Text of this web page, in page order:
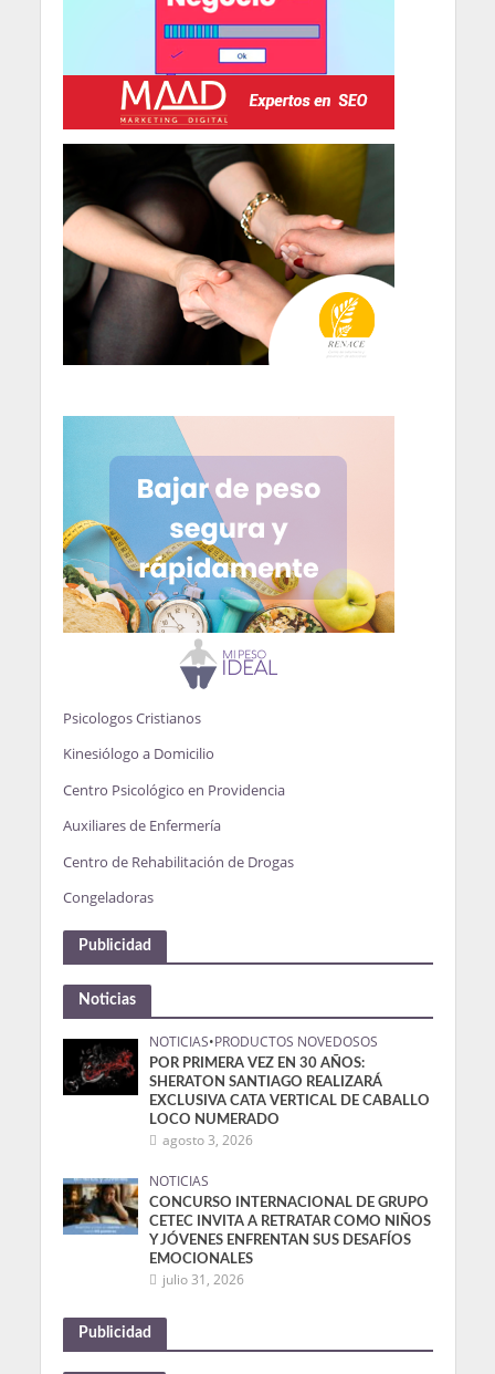
Psicologos Cristianos
Kinesiólogo a Domicilio
Centro Psicológico en Providencia
Auxiliares de Enfermería
Centro de Rehabilitación de Drogas
Congeladoras
Publicidad
Noticias
NOTICIAS•PRODUCTOS NOVEDOSOS
POR PRIMERA VEZ EN 30 AÑOS:
SHERATON SANTIAGO REALIZARÁ
EXCLUSIVA CATA VERTICAL DE CABALLO
LOCO NUMERADO
agosto 3, 2026
NOTICIAS
CONCURSO INTERNACIONAL DE GRUPO
CETEC INVITA A RETRATAR COMO NIÑOS
Y JÓVENES ENFRENTAN SUS DESAFÍOS
EMOCIONALES
julio 31, 2026
Publicidad